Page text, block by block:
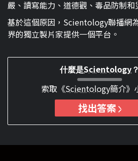
嚴、讀寫能力、道德觀、毒品防制和
基於這個原因，Scientology聯播網
界的獨立製片家提供一個平台。
什麼是Scientology ？
索取《Scientology簡介》
找出答案